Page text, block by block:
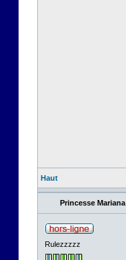
Haut
Princesse Mariana
Rulezzzzz